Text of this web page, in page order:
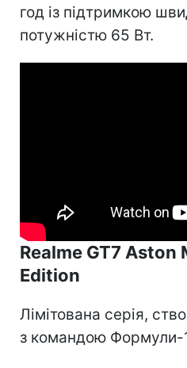
год із підтримкою
потужністю 65 Вт.
Realme GT7 Aston
Edition
Лімітована серія,
з командою Формули-